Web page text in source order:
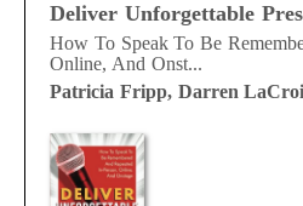
Deliver Unforgettable
How To Speak To Be
Online, And Onst...
Patricia Fripp, Darren